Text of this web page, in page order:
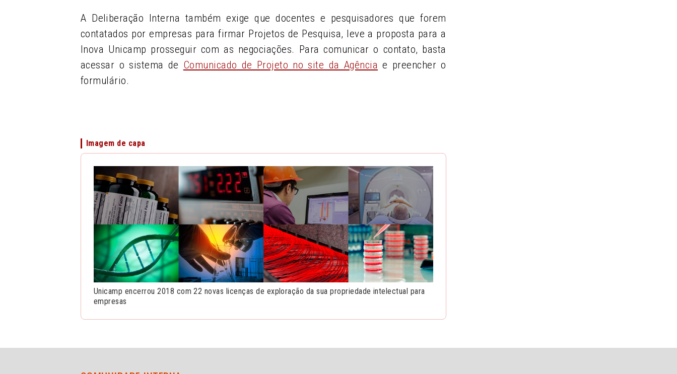
A Deliberação Interna também exige que docentes e pesquisadores que forem
contatados por empresas para firmar Projetos de Pesquisa, leve a proposta para a
Inova Unicamp prosseguir com as negociações. Para comunicar o contato, basta
acessar o sistema de Comunicado de Projeto no site da Agência e preencher o
formulário.
Imagem de capa
Unicamp encerrou 2018 com 22 novas licenças de exploração da sua propriedade intelectual para
empresas